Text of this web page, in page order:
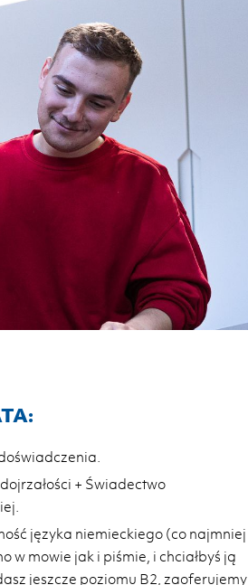
+ Świadectwo
języka niemieckiego (co najmniej
w mowie jak i piśmie, i chciałbyś ją
jeszcze poziomu B2, zaoferujemy